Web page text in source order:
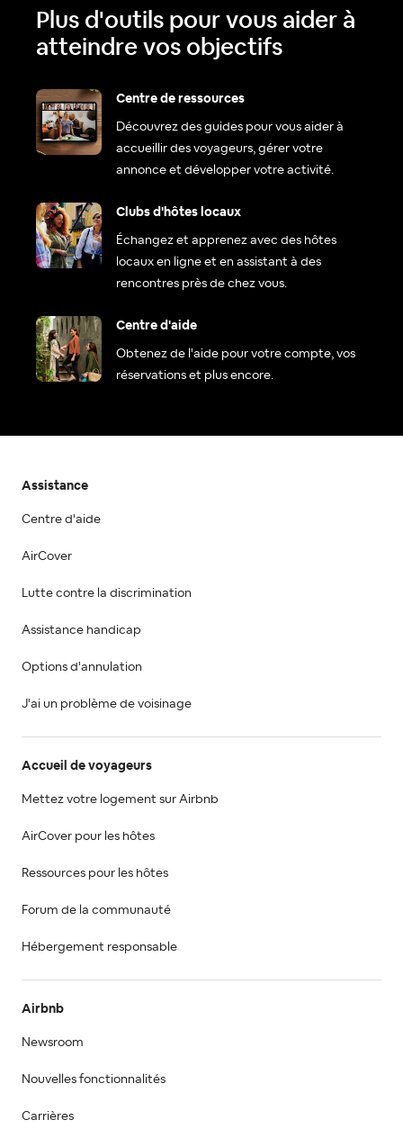
Plus d'outils pour vous aider à
atteindre vos objectifs
Centre de ressources
Découvrez des guides pour vous aider à
accueillir des voyageurs, gérer votre
annonce et développer votre activité.
Clubs d'hôtes locaux
Échangez et apprenez avec des hôtes
locaux en ligne et en assistant à des
rencontres près de chez vous.
Centre d'aide
Obtenez de l'aide pour votre compte, vos
réservations et plus encore.
Assistance
Centre d'aide
AirCover
Lutte contre la discrimination
Assistance handicap
Options d'annulation
J'ai un problème de voisinage
Accueil de voyageurs
Mettez votre logement sur Airbnb
AirCover pour les hôtes
Ressources pour les hôtes
Forum de la communauté
Hébergement responsable
Airbnb
Newsroom
Nouvelles fonctionnalités
Carrières